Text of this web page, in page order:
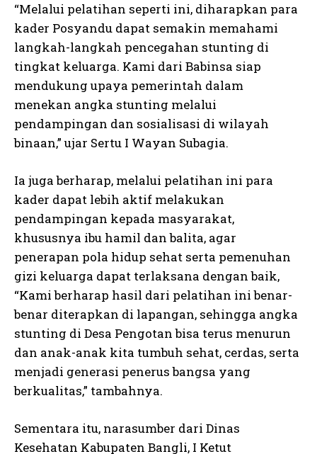
“Melalui pelatihan seperti ini, diharapkan para
kader Posyandu dapat semakin memahami
langkah-langkah pencegahan stunting di
tingkat keluarga. Kami dari Babinsa siap
mendukung upaya pemerintah dalam
menekan angka stunting melalui
pendampingan dan sosialisasi di wilayah
binaan,” ujar Sertu I Wayan Subagia.
Ia juga berharap, melalui pelatihan ini para
kader dapat lebih aktif melakukan
pendampingan kepada masyarakat,
khususnya ibu hamil dan balita, agar
penerapan pola hidup sehat serta pemenuhan
gizi keluarga dapat terlaksana dengan baik,
“Kami berharap hasil dari pelatihan ini benar-
benar diterapkan di lapangan, sehingga angka
stunting di Desa Pengotan bisa terus menurun
dan anak-anak kita tumbuh sehat, cerdas, serta
menjadi generasi penerus bangsa yang
berkualitas,” tambahnya.
Sementara itu, narasumber dari Dinas
Kesehatan Kabupaten Bangli, I Ketut